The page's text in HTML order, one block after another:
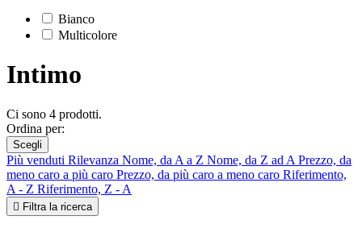
Bianco
Multicolore
Intimo
Ci sono 4 prodotti.
Ordina per:
Scegli
Più venduti Rilevanza Nome, da A a Z Nome, da Z ad A Prezzo, da
meno caro a più caro Prezzo, da più caro a meno caro Riferimento,
A - Z Riferimento, Z - A
 Filtra la ricerca